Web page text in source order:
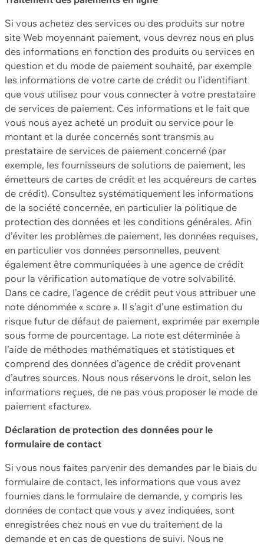
Si vous achetez des services ou des produits sur notre
site Web moyennant paiement, vous devrez nous en plus
des informations en fonction des produits ou services en
question et du mode de paiement souhaité, par exemple
les informations de votre carte de crédit ou l’identifiant
que vous utilisez pour vous connecter à votre prestataire
de services de paiement. Ces informations et le fait que
vous nous ayez acheté un produit ou service pour le
montant et la durée concernés sont transmis au
prestataire de services de paiement concerné (par
exemple, les fournisseurs de solutions de paiement, les
émetteurs de cartes de crédit et les acquéreurs de cartes
de crédit). Consultez systématiquement les informations
de la société concernée, en particulier la politique de
protection des données et les conditions générales. Afin
d’éviter les problèmes de paiement, les données requises,
en particulier vos données personnelles, peuvent
également être communiquées à une agence de crédit
pour la vérification automatique de votre solvabilité.
Dans ce cadre, l’agence de crédit peut vous attribuer une
note dénommée « score ». Il s’agit d’une estimation du
risque futur de défaut de paiement, exprimée par exemple
sous forme de pourcentage. La note est déterminée à
l’aide de méthodes mathématiques et statistiques et
comprend des données d’agence de crédit provenant
d’autres sources. Nous nous réservons le droit, selon les
informations reçues, de ne pas vous proposer le mode de
paiement «facture».
Déclaration de protection des données pour le
formulaire de contact
Si vous nous faites parvenir des demandes par le biais du
formulaire de contact, les informations que vous avez
fournies dans le formulaire de demande, y compris les
données de contact que vous y avez indiquées, sont
enregistrées chez nous en vue du traitement de la
demande et en cas de questions de suivi. Nous ne